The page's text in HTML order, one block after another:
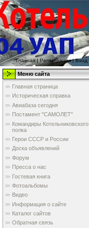
>
<>
Главная|Регистрация|Вход
Меню сайта
Главная страница
Историческая справка
Авиабаза сегодня
Постамент "САМОЛЕТ"
Командиры Котельниковского
полка
Герои СССР и России
Доска объявлений
Форум
Пресса о нас
Гостевая книга
Фотоальбомы
Видео
Информация о сайте
Каталог сайтов
Обратная связь